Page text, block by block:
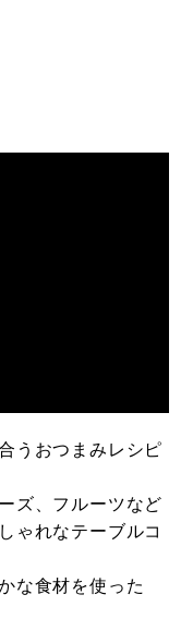
うおつまみレシピ
ズ、フルーツなど
ゃれなテーブルコ
な食材を使った